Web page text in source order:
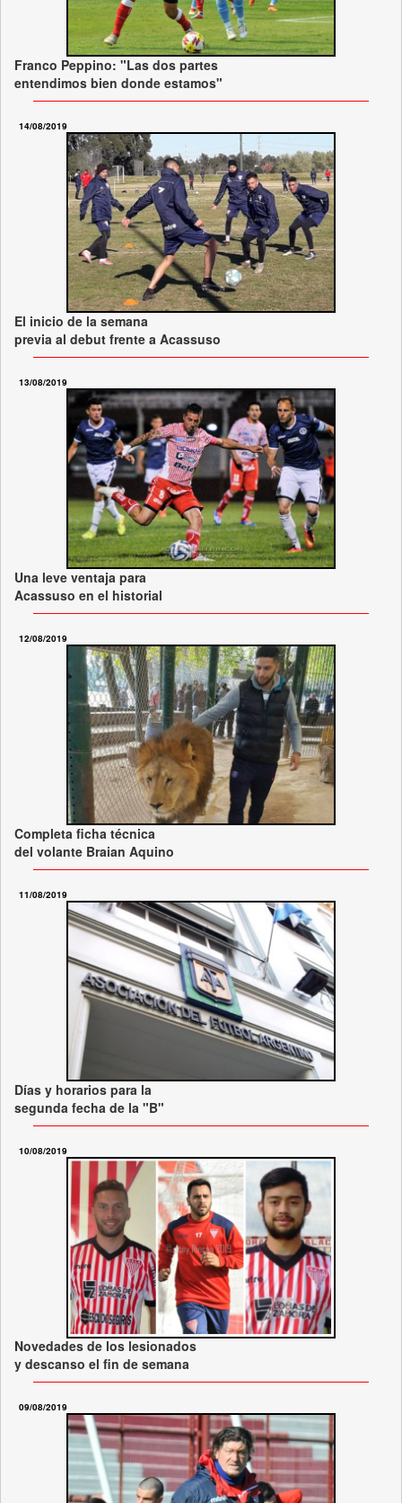
Franco Peppino: "Las dos partes
entendimos bien donde estamos"
14/08/2019
El inicio de la semana
previa al debut frente a Acassuso
13/08/2019
Una leve ventaja para
Acassuso en el historial
12/08/2019
Completa ficha técnica
del volante Braian Aquino
11/08/2019
Días y horarios para la
segunda fecha de la "B"
10/08/2019
Novedades de los lesionados
y descanso el fin de semana
09/08/2019